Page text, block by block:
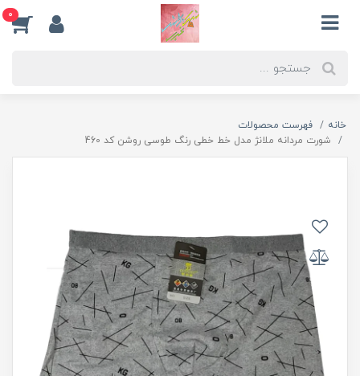
0
خانه
فهرست محصولات
شورت مردانه ملانژ مدل خط خطی رنگ طوسی روشن کد 460